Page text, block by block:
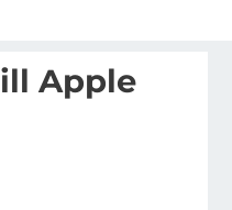
Apple